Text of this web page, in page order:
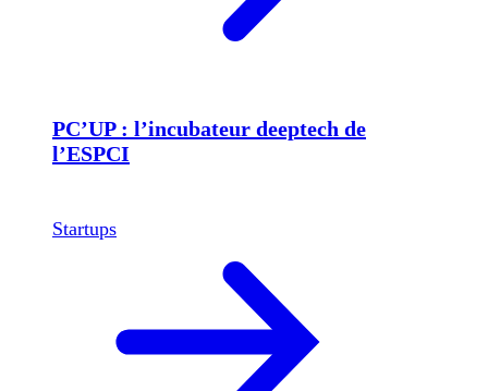
PC’UP : l’incubateur deeptech de
l’ESPCI
Startups